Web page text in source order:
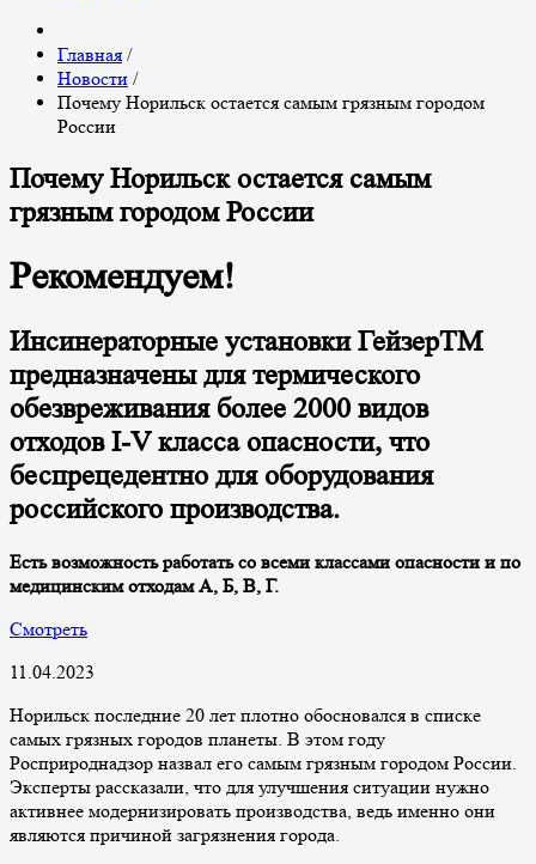
Главная /
Новости /
Почему Норильск остается самым грязным городом
России
Почему Норильск остается самым
грязным городом России
Рекомендуем!
Инсинераторные установки ГейзерТМ
предназначены для термического
обезвреживания более 2000 видов
отходов I-V класса опасности, что
беспрецедентно для оборудования
российского производства.
Есть возможность работать со всеми классами опасности и по
медицинским отходам А, Б, В, Г.
Смотреть
11.04.2023
Норильск последние 20 лет плотно обосновался в списке
самых грязных городов планеты. В этом году
Росприроднадзор назвал его самым грязным городом России.
Эксперты рассказали, что для улучшения ситуации нужно
активнее модернизировать производства, ведь именно они
являются причиной загрязнения города.